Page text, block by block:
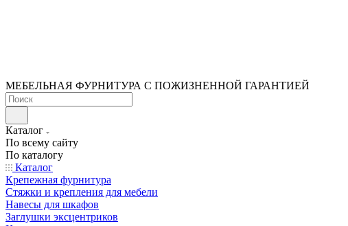
МЕБЕЛЬНАЯ ФУРНИТУРА С ПОЖИЗНЕННОЙ ГАРАНТИЕЙ
Каталог
По всему сайту
По каталогу
Каталог
Крепежная фурнитура
Стяжки и крепления для мебели
Навесы для шкафов
Заглушки эксцентриков